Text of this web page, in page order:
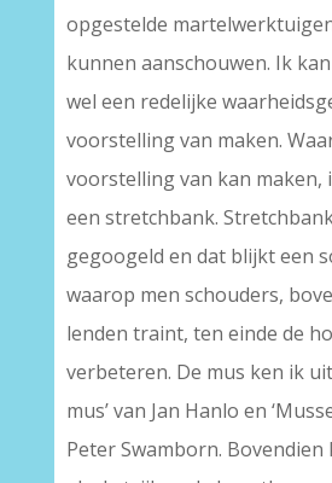
opgestelde
kunnen aanschouwen. Ik
wel een redelijke
voorstelling van maken.
voorstelling van kan maken,
een stretchbank.
gegoogeld en dat blijkt een
waarop men schouders,
lenden traint, ten einde de
verbeteren. De mus ken ik uit
mus’ van Jan Hanlo en
Peter Swamborn. Bovendien